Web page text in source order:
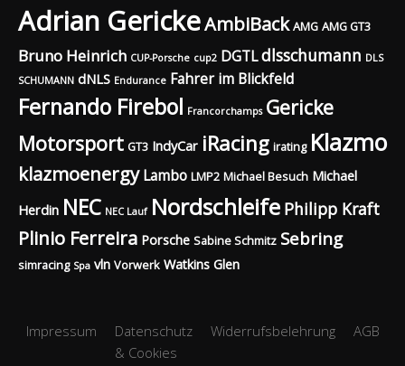
Adrian GerickeAmbiBack AMG AMG GT3
Bruno Heinrich CUP-Porsche cup2 DGTLdlsschumann DLS
SCHUMANN dNLS Endurance Fahrer im Blickfeld
Fernando Firebol Francorchamps Gericke
Motorsport GT3 IndyCar iRacing irating Klazmo
klazmoenergy Lambo LMP2 Michael Besuch Michael
Herdin NEC NEC Lauf Nordschleife Philipp Kraft
Plinio Ferreira Porsche Sabine Schmitz Sebring
simracing Spa vln Vorwerk Watkins Glen
Impressum
Datenschutz
& Cookies
Widerrufsbelehrung AGB